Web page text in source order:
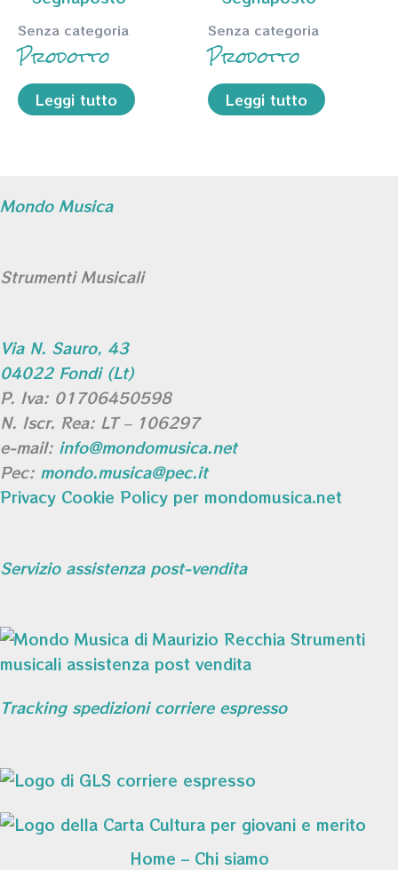
Senza categoria
Prodotto
Leggi tutto
Senza categoria
Prodotto
Leggi tutto
Mondo Musica
Strumenti Musicali
Via N. Sauro, 43
04022 Fondi (Lt)
P. Iva: 01706450598
N. Iscr. Rea: LT – 106297
e-mail: info@mondomusica.net
Pec: mondo.musica@pec.it
Privacy Cookie Policy per mondomusica.net
Servizio assistenza post-vendita
Tracking spedizioni corriere espresso
Home – Chi siamo